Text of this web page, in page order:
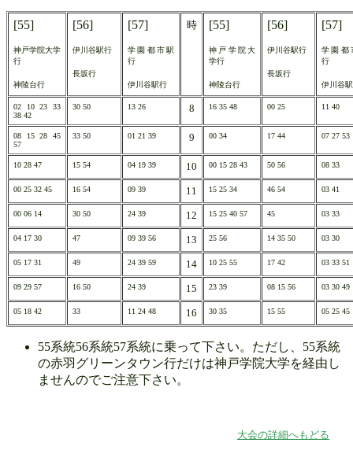
[55]
神戸学院大学
行
神陵台行
[56]
伊川谷駅行
長坂行
[57]
学園都市駅
行
伊川谷駅行
時 [55]
神戸学院大
学行
神陵台行
[56]
伊川谷駅行
長坂行
[57]
学園都
行
伊川谷
02 10 23 33
38 42
30 50 13 26 8 16 35 48 00 25 11 40
08 15 28 45
57
33 50 01 21 39 9 00 34 17 44 07 27 53
10 28 47 15 54 04 19 39 10 00 15 28 43 50 56 08 33
00 25 32 45 16 54 09 39 11 15 25 34 46 54 03 41
00 06 14 30 50 24 39 12 15 25 40 57 45 03 33
04 17 30 47 09 39 56 13 25 56 14 35 50 03 30
05 17 31 49 24 39 59 14 10 25 55 17 42 03 33 51
09 29 57 16 50 24 39 15 23 39 08 15 56 03 30 49
05 18 42 33 11 24 48 16 30 35 15 55 05 25 45
55系統56系統57系統に乗って下さい。ただし、 55系統
の赤羽グリーンタウン行だけは神戸学院大学を経由し
ませんのでご注意下さい。
大会の詳細へもどる